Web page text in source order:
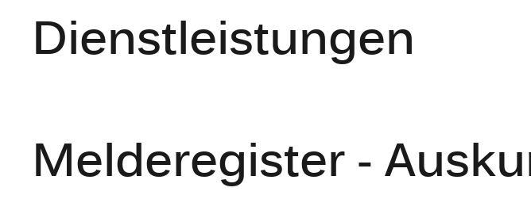
Dienstleistungen
Melderegister -